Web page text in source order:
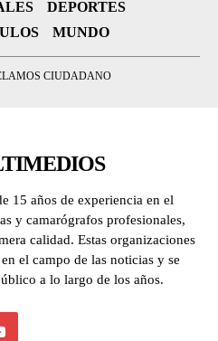
DEPORTES
MUNDO
CIUDADANO
15 años de experiencia en el
y camarógrafos profesionales,
calidad. Estas organizaciones
el campo de las noticias y se
a lo largo de los años.